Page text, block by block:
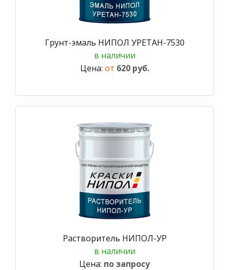
Грунт-эмаль НИПОЛ УРЕТАН-7530
в наличии
Цена: от 620 руб.
Растворитель НИПОЛ-УР
в наличии
Цена: по запросу